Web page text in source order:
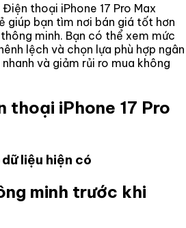
Điện thoại iPhone 17 Pro Max
giúp bạn tìm nơi bán giá tốt hơn
minh. Bạn có thể xem mức
lệch và chọn lựa phù hợp ngân
và giảm rủi ro mua không
thoại iPhone 17 Pro
liệu hiện có
minh trước khi